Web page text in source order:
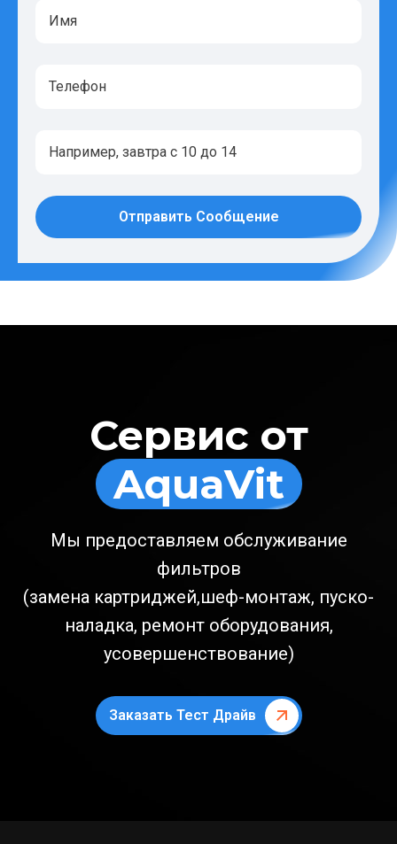
Отправить Сообщение
Сервис от
AquaVit
Мы предоставляем обслуживание
фильтров
(замена картриджей,шеф-монтаж, пуско-
наладка, ремонт оборудования,
усовершенствование)
Заказать Тест Драйв